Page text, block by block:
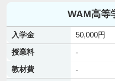
WAM高等
入学金
50,000円
授業料
-
教材費
-